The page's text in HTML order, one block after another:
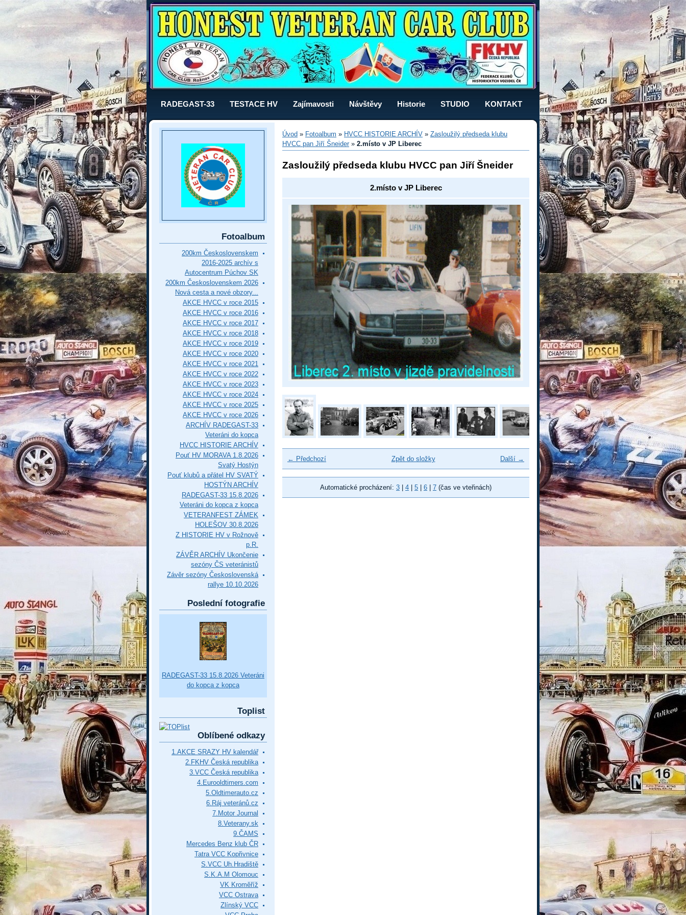
RADEGAST-33 TESTACE HV Zajímavosti Návštěvy Historie STUDIO KONTAKT
Úvod » Fotoalbum » HVCC HISTORIE ARCHÍV » Zasloužilý předseda klubu
HVCC pan Jiří Šneider » 2.místo v JP Liberec
Zasloužilý předseda klubu HVCC pan Jiří Šneider
2.místo v JP Liberec
← Předchozí Další →
Zpět do složky
Automatické procházení: 3 4 5 6 7 (čas ve vteřinách)
Fotoalbum
200km Československem
2016-2025 archív s
Autocentrum Púchov SK
200km Československem 2026
Nová cesta a nové obzory...
AKCE HVCC v roce 2015
AKCE HVCC v roce 2016
AKCE HVCC v roce 2017
AKCE HVCC v roce 2018
AKCE HVCC v roce 2019
AKCE HVCC v roce 2020
AKCE HVCC v roce 2021
AKCE HVCC v roce 2022
AKCE HVCC v roce 2023
AKCE HVCC v roce 2024
AKCE HVCC v roce 2025
AKCE HVCC v roce 2026
ARCHÍV RADEGAST-33
Veteráni do kopca
HVCC HISTORIE ARCHÍV
Pouť HV MORAVA 1.8.2026
Svatý Hostýn
Pouť klubů a přátel HV SVATÝ
HOSTÝN ARCHÍV
RADEGAST-33 15.8.2026
Veteráni do kopca z kopca
VETERANFEST ZÁMEK
HOLEŠOV 30.8.2026
Z HISTORIE HV v Rožnově
p.R.
ZÁVĚR ARCHÍV Ukončenie
sezóny ČS veteránistů
Závěr sezóny Československá
rallye 10.10.2026
Poslední fotografie
RADEGAST-33 15.8.2026 Veteráni
do kopca z kopca
Toplist
Oblíbené odkazy
1.AKCE SRAZY HV kalendář
2.FKHV Česká republika
3.VCC Česká republika
4.Eurooldtimers.com
5.Oldtimerauto.cz
6.Ráj veteránů.cz
7.Motor Journal
8.Veterany.sk
9.ČAMS
Mercedes Benz klub ČR
Tatra VCC Kopřivnice
S.VCC Uh.Hradiště
S.K.A.M Olomouc
VK Kroměříž
VCC Ostrava
Zlínský VCC